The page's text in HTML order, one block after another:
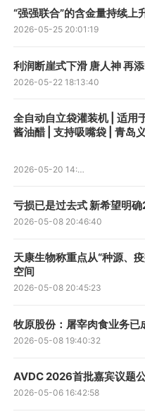
“强强联合”的含金量持续上
2026-05-25 20:01:19
利润断崖式下滑 唐人神 再
2026-05-22 18:13:40
全自动自立袋灌装机 | 适用
酱油醋 | 支持吸嘴袋 | 青岛
2026-05-20 14:47:50
亏损已是过去式 新希望明
2026-05-08 20:46:40
天康生物称重点从“种源、
空间
2026-05-08 20:45:23
牧原股份：屠宰肉食业务
2026-05-08 19:40:32
AVDC 2026首批嘉宾议题
2026-05-06 16:42:58